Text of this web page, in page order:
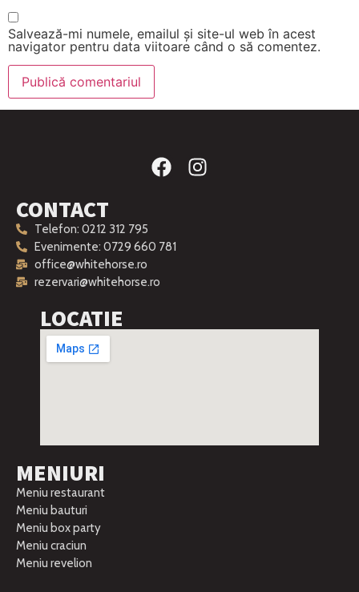
Salvează-mi numele, emailul și site-ul web în acest
navigator pentru data viitoare când o să comentez.
CONTACT
Telefon: 0212 312 795
Evenimente: 0729 660 781
office@whitehorse.ro
rezervari@whitehorse.ro
LOCATIE
MENIURI
Meniu restaurant
Meniu bauturi
Meniu box party
Meniu craciun
Meniu revelion